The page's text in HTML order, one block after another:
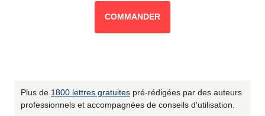
COMMANDER
Plus de 1800 lettres gratuites pré-rédigées par des auteurs
professionnels et accompagnées de conseils d'utilisation.